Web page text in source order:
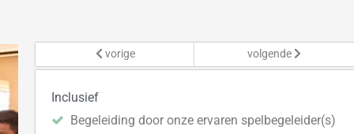
vorige volgende
Inclusief
Begeleiding door onze ervaren spelbegeleider(s)